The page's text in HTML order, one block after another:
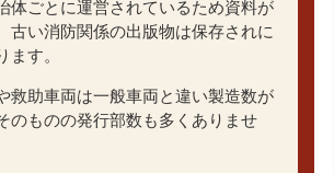
体ごとに運営されているため資料が
古い消防関係の出版物は保存されに
ます。
救助車両は一般車両と違い製造数が
のものの発行部数も多くありませ